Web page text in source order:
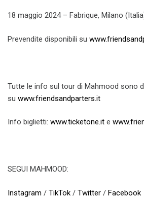
18 maggio 2024 – Fabrique, Milano
Prevendite disponibili su
Tutte le info sul tour di Mahmood sono
su www.friendsandparters.it
Info biglietti: www.ticketone.it e
SEGUI MAHMOOD:
Instagram / TikTok / Twitter / Facebook